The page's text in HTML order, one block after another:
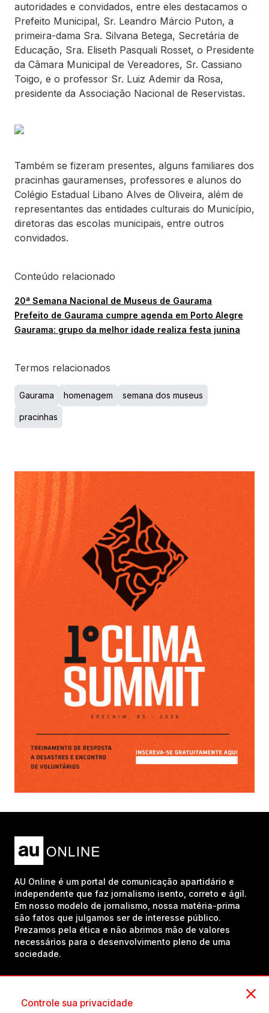
autoridades e convidados, entre eles destacamos o
Prefeito Municipal, Sr. Leandro Márcio Puton, a
primeira-dama Sra. Silvana Betega, Secretária de
Educação, Sra. Eliseth Pasquali Rosset, o Presidente
da Câmara Municipal de Vereadores, Sr. Cassiano
Toigo, e o professor Sr. Luiz Ademir da Rosa,
presidente da Associação Nacional de Reservistas.
Também se fizeram presentes, alguns familiares dos
pracinhas gauramenses, professores e alunos do
Colégio Estadual Libano Alves de Oliveira, além de
representantes das entidades culturais do Município,
diretoras das escolas municipais, entre outros
convidados.
Conteúdo relacionado
20ª Semana Nacional de Museus de Gaurama
Prefeito de Gaurama cumpre agenda em Porto Alegre
Gaurama: grupo da melhor idade realiza festa junina
Termos relacionados
Gaurama homenagem semana dos museus
pracinhas
AU Online é um portal de comunicação apartidário e
independente que faz jornalismo isento, correto e ágil.
Em nosso modelo de jornalismo, nossa matéria-prima
são fatos que julgamos ser de interesse público.
Prezamos pela ética e não abrimos mão de valores
necessários para o desenvolvimento pleno de uma
sociedade.
Controle sua privacidade